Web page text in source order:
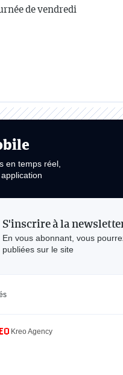
de vendredi
en temps réel,
S'inscrire à la
En vous abonnant, vous
publiées sur le site
Kreo Agency